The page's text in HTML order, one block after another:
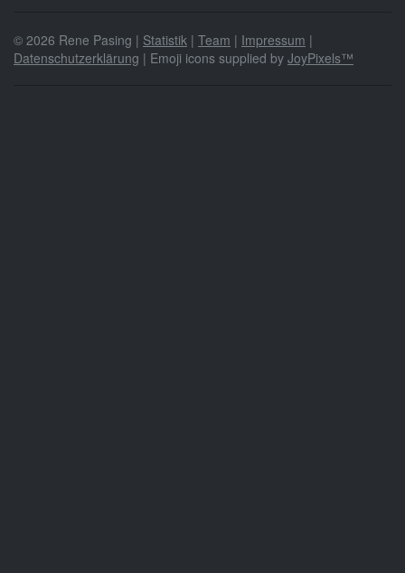
© 2026 Rene Pasing | Statistik | Team | Impressum |
Datenschutzerklärung | Emoji icons supplied by JoyPixels™